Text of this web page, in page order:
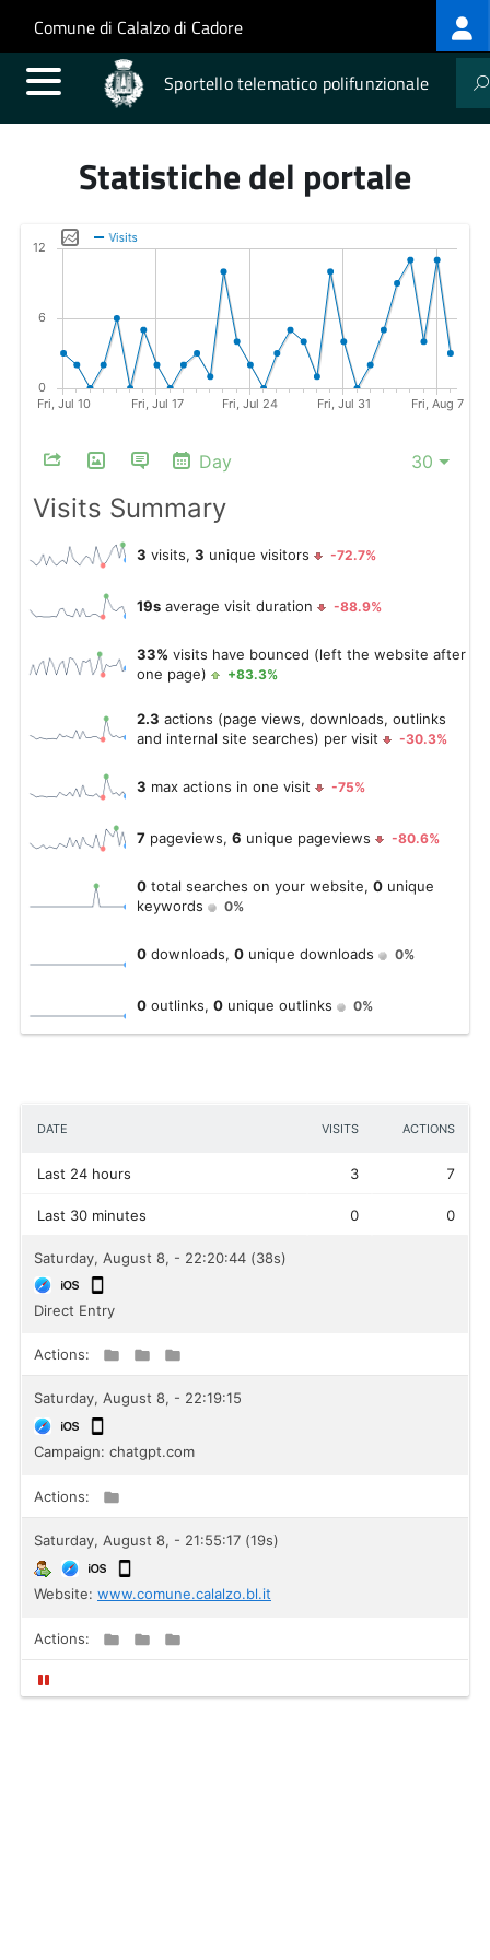
Salta al contenuto principale
Skip to site navigation
Comune di Calalzo di Cadore
Sportello telematico polifunzionale
Statistiche del portale